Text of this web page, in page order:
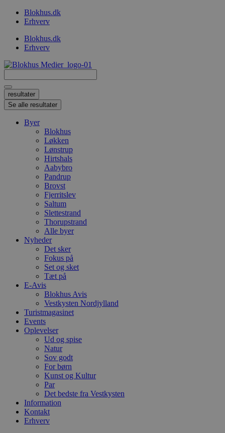
VidereBlokhus.dk
Erhverv
Blokhus.dk
Erhverv
...
resultater
Se alle resultater
Byer
Blokhus
Løkken
Lønstrup
Hirtshals
Aabybro
Pandrup
Brovst
Fjerritslev
Saltum
Slettestrand
Thorupstrand
Alle byer
Nyheder
Det sker
Fokus på
Set og sket
Tæt på
E-Avis
Blokhus Avis
Vestkysten Nordjylland
Turistmagasinet
Events
Oplevelser
Ud og spise
Natur
Sov godt
For børn
Kunst og Kultur
Par
Det bedste fra Vestkysten
Information
Kontakt
Erhverv